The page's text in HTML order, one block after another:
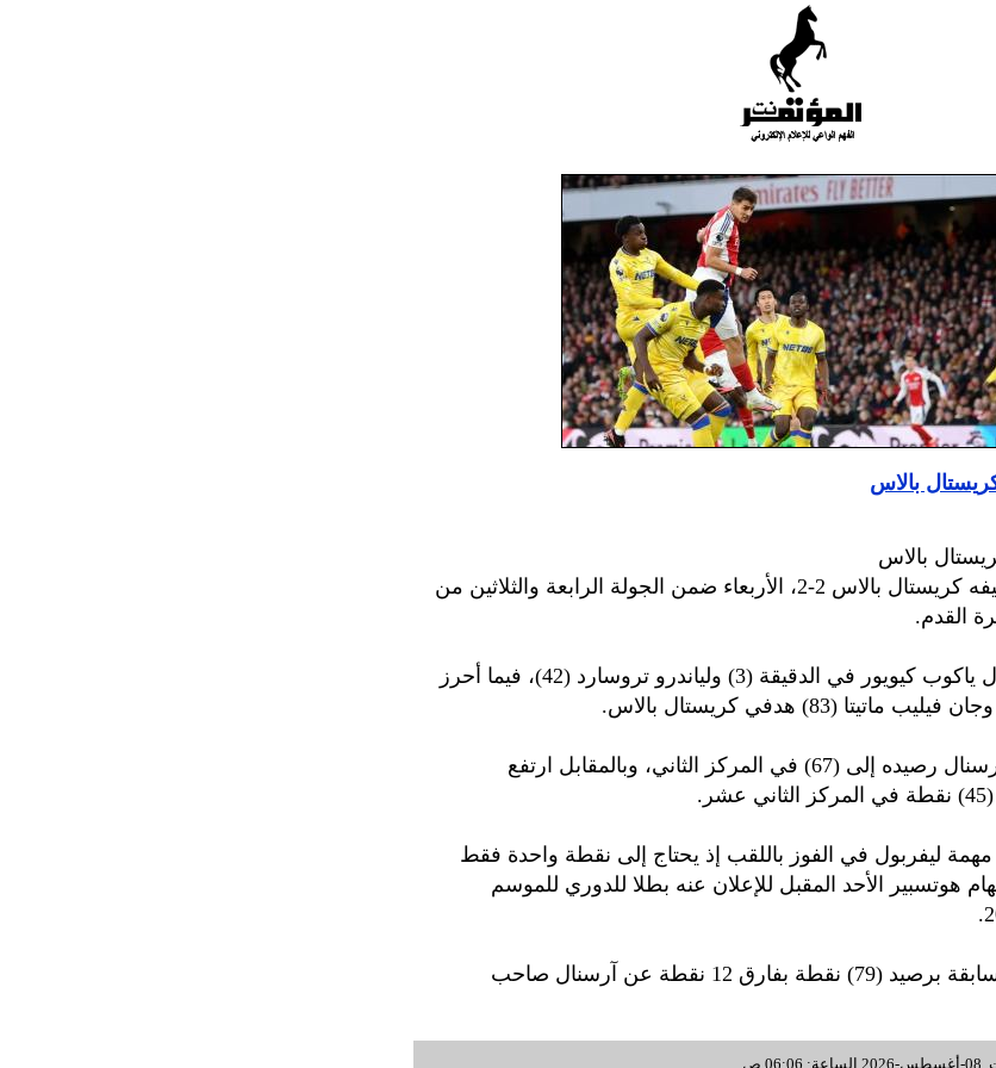
بالاس
بالاس
تعادل آرسنال مع ضيفه كريستال بالاس 2-2، الأربعاء ضمن الجولة الرابعة والثلاثين من
القدم.
وسجل هدفي آرسنال ياكوب كيويور في الدقيقة (3) ولياندرو تروسارد (42)، فيما أحرز
وبهذا التعادل يرفع آرسنال رصيده إلى (67) في المركز الثاني، وبالمقابل ارتفع
ليفربول في الفوز باللقب إذ يحتاج إلى نقطة واحدة فقط
هوتسبير الأحد المقبل للإعلان عنه بطلا للدوري للموسم
ويتصدر ليفربول المسابقة برصيد (79) نقطة بفارق 12 نقطة عن آرسنال صاحب
ص